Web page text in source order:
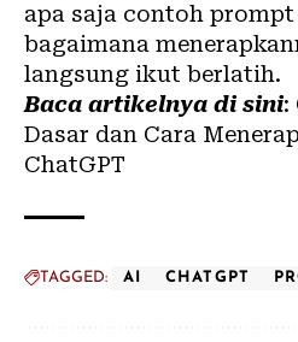
apa saja contoh prompt
bagaimana
langsung ikut berlatih.
Baca artikelnya di sini:
Dasar dan Cara
ChatGPT
TAGGED: AI CHATGPT